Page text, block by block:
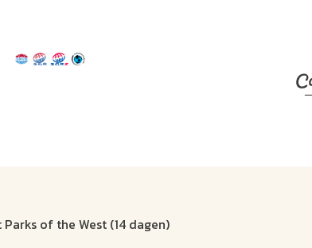
Parks of the West (14 dagen)